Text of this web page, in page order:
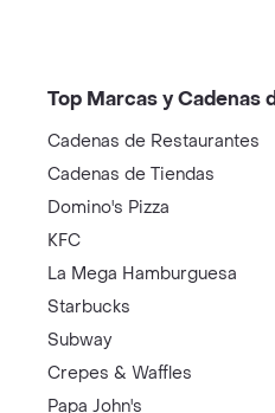
Top Marcas y Cadenas
Cadenas de Restaurantes
Cadenas de Tiendas
Domino's Pizza
KFC
La Mega Hamburguesa
Starbucks
Subway
Crepes & Waffles
Papa John's